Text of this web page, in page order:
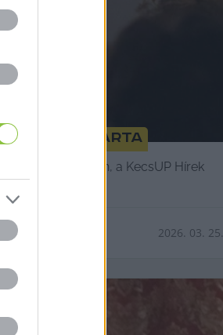
nem akarta
Hraskó István, a KecsUP Hírek
2026. 03. 25.